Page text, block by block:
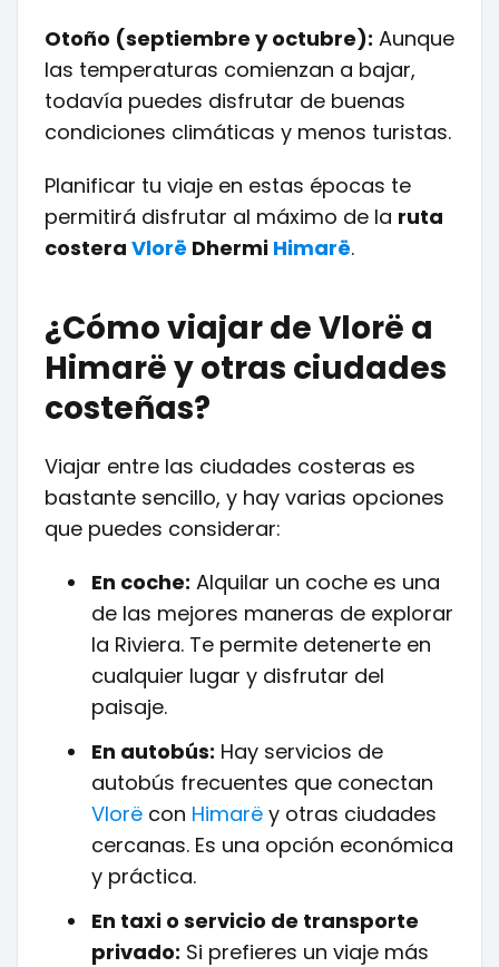
Otoño (septiembre y octubre): Aunque
las temperaturas comienzan a bajar,
todavía puedes disfrutar de buenas
condiciones climáticas y menos turistas.
Planificar tu viaje en estas épocas te
permitirá disfrutar al máximo de la ruta
costera Vlorë Dhermi Himarë.
¿Cómo viajar de Vlorë a
Himarë y otras ciudades
costeñas?
Viajar entre las ciudades costeras es
bastante sencillo, y hay varias opciones
que puedes considerar:
En coche: Alquilar un coche es una
de las mejores maneras de explorar
la Riviera. Te permite detenerte en
cualquier lugar y disfrutar del
paisaje.
En autobús: Hay servicios de
autobús frecuentes que conectan
Vlorë con Himarë y otras ciudades
cercanas. Es una opción económica
y práctica.
En taxi o servicio de transporte
privado: Si prefieres un viaje más